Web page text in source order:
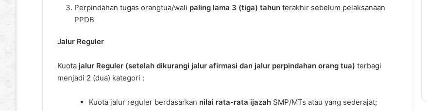
Perpindahan tugas orangtua/wali paling lama 3 (tiga) tahunterakhir sebelum pelaksanaan
PPDB
Jalur Reguler
Kuota jalur Reguler (setelah dikurangi jalur afirmasi dan jalur perpindahan orang tua) terbagi
menjadi 2 (dua) kategori :
Kuota jalur reguler berdasarkan nilai rata-rata ijazahSMP/MTs atau yang sederajat;